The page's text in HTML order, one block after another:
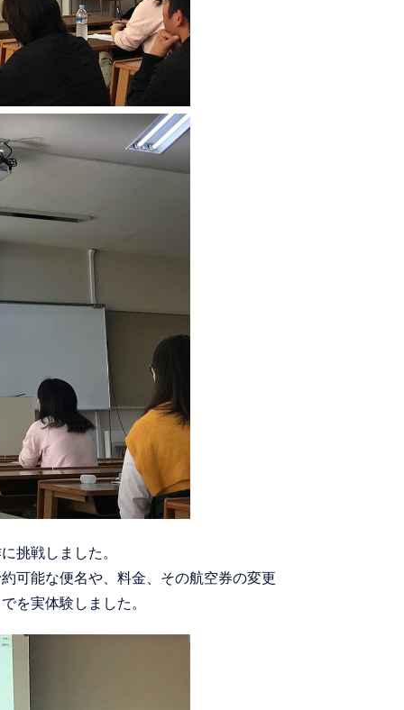
挑戦しました。
可能な便名や、料金、その航空券の変更
を実体験しました。